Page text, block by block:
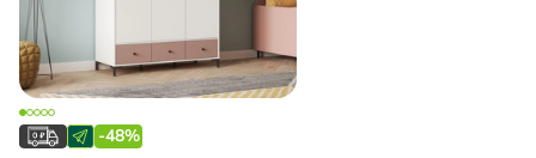
-48%